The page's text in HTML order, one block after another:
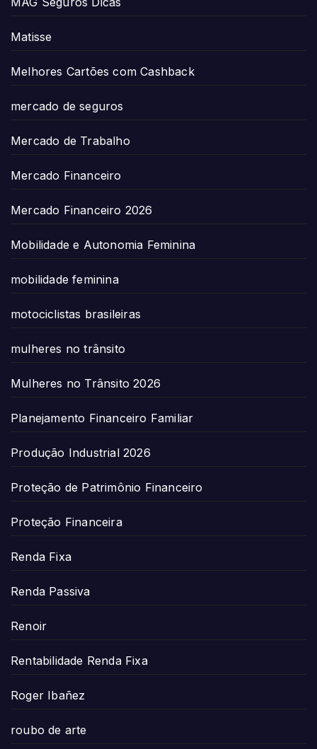
Matisse
Melhores Cartões com Cashback
mercado de seguros
Mercado de Trabalho
Mercado Financeiro
Mercado Financeiro 2026
Mobilidade e Autonomia Feminina
mobilidade feminina
motociclistas brasileiras
mulheres no trânsito
Mulheres no Trânsito 2026
Planejamento Financeiro Familiar
Produção Industrial 2026
Proteção de Patrimônio Financeiro
Proteção Financeira
Renda Fixa
Renda Passiva
Renoir
Rentabilidade Renda Fixa
Roger Ibañez
roubo de arte